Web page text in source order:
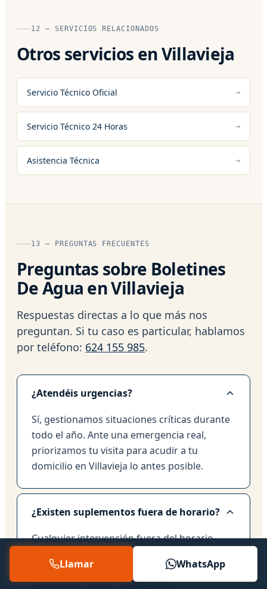
12 — SERVICIOS RELACIONADOS
Otros servicios en Villavieja
Servicio Técnico Oficial
Servicio Técnico 24 Horas
Asistencia Técnica
13 — PREGUNTAS FRECUENTES
Preguntas sobre Boletines
De Agua en Villavieja
Respuestas directas a lo que más nos
preguntan. Si tu caso es particular, hablamos
por teléfono: 624 155 985.
¿Atendéis urgencias?
Sí, gestionamos situaciones críticas durante
todo el año. Ante una emergencia real,
priorizamos tu visita para acudir a tu
domicilio en Villavieja lo antes posible.
¿Existen suplementos fuera de horario?
Cualquier intervención fuera del horario
presupuesto antes de que lo aceptes,
evitando así costes inesperados.
Llamar WhatsApp